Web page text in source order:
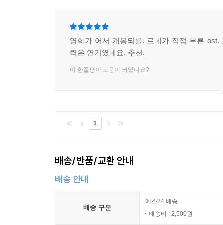
영화가 어서 개봉되를. 르네가 직접 부른 ost.
력은 연기였네요. 추천.
이 한줄평이 도움이 되었나요?
1
배송/반품/교환 안내
배송 안내
배송 구분
예스24 배송
배송비 : 2,500원